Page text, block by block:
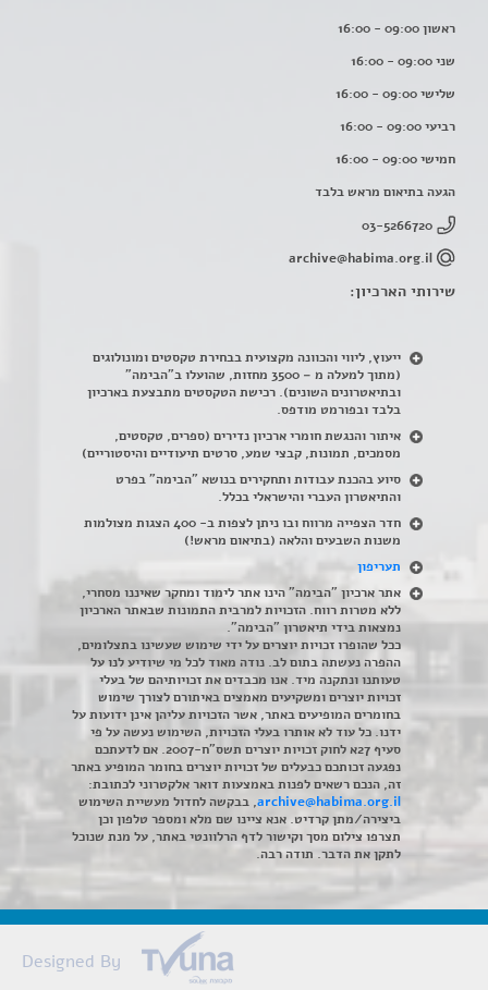
ראשון 09:00 - 16:00
שני 09:00 - 16:00
שלישי 09:00 - 16:00
רביעי 09:00 - 16:00
חמישי 09:00 - 16:00
הגעה בתיאום מראש בלבד
03-5266720
archive@habima.org.il
שירותי הארכיון:
ייעוץ, ליווי והכוונה מקצועית בבחירת טקסטים ומונולוגים
(מתוך למעלה מ – 3500 מחזות, שהועלו ב"הבימה"
ובתיאטרונים השונים). רכישת הטקסטים מתבצעת בארכיון
בלבד ובפורמט מודפס.
איתור והנגשת חומרי ארכיון נדירים (ספרים, טקסטים,
מסמכים, תמונות, קבצי שמע, סרטים תיעודיים והיסטוריים)
סיוע בהכנת עבודות ותחקירים בנושא "הבימה" בפרט
והתיאטרון העברי והישראלי בכלל.
חדר הצפייה מרווח ובו ניתן לצפות ב- 400 הצגות מצולמות
משנות השבעים והלאה (בתיאום מראש!)
תעריפון
אתר ארכיון "הבימה" הינו אתר לימוד ומחקר שאיננו מסחרי,
ללא מטרות רווח. הזכויות למרבית התמונות שבאתר הארכיון
נמצאות בידי תיאטרון "הבימה".
ככל שהופרו זכויות יוצרים על ידי שימוש שעשינו בתצלומים,
ההפרה נעשתה בתום לב. נודה מאוד לכל מי שיודיע לנו על
טעותנו ונתקנה מיד. אנו מכבדים את זכויותיהם של בעלי
זכויות יוצרים ומשקיעים מאמצים באיתורם לצורך שימוש
בחומרים המופיעים באתר, אשר הזכויות עליהן אינן ידועות על
ידנו. כל עוד לא אותרו בעלי הזכויות, השימוש נעשה על פי
סעיף 27א לחוק זכויות יוצרים תשס"ח-2007. אם לדעתכם
נפגעה זכותכם כבעלים של זכויות יוצרים בחומר המופיע באתר
זה, הנכם רשאים לפנות באמצעות דואר אלקטרוני לכתובת:
archive@habima.org.il, בבקשה לחדול מעשיית השימוש
ביצירה/מתן קרדיט. אנא ציינו שם מלא ומספר טלפון וכן
תצרפו צילום מסך וקישור לדף הרלוונטי באתר, על מנת שנוכל
לתקן את הדבר. תודה רבה.
Designed By